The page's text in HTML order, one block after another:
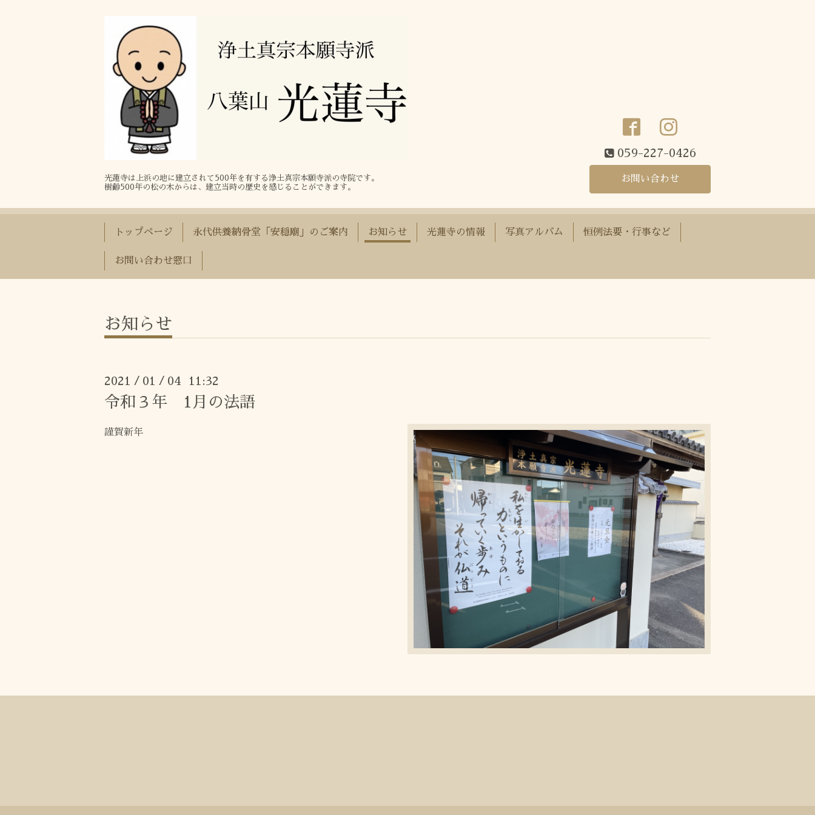
光蓮寺は上浜の地に建立されて500年を有する浄土真宗本願寺派の寺院です。
樹齢500年の松の木からは、建立当時の歴史を感じることができます。
059-227-0426
お問い合わせ
トップページ 永代供養納骨堂「安穏廟」のご案内 お知らせ 光蓮寺の情報 写真アルバム 恒例法要・行事など
お問い合わせ窓口
お知らせ
2021 / 01 / 04 11:32
令和３年 1月の法語
謹賀新年